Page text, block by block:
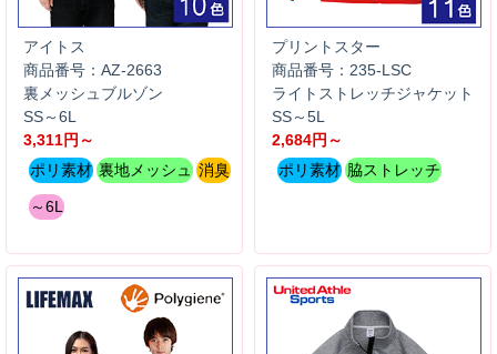
アイトス
商品番号：AZ-2663
裏メッシュブルゾン
SS～6L
3,311円～
ポリ素材 裏地メッシュ 消臭
～6L
プリントスター
商品番号：235-LSC
ライトストレッチジャケット
SS～5L
2,684円～
ポリ素材 脇ストレッチ